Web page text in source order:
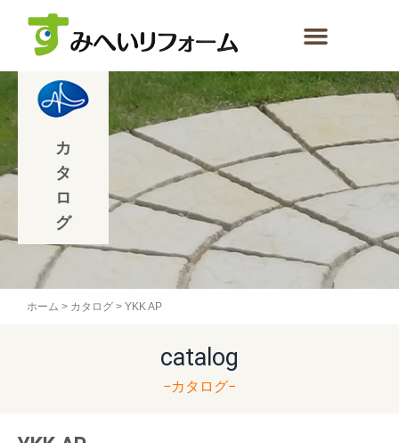
ス
ッ
カ
タ
ロ
グ
ホーム > カタログ > YKK AP
catalog
−カタログ−